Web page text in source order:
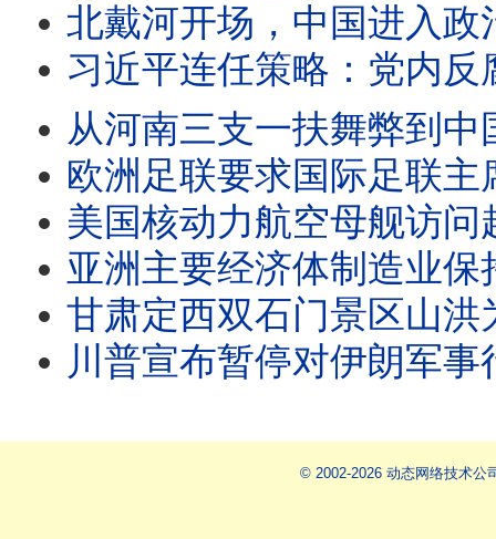
北戴河开场，中国进入
习近平连任策略：党内反
从河南三支一扶舞弊到中国转型悖论/日本大幅提
欧洲足联要求国际足联主席因凡蒂诺辞
美国核动力航空母舰访问越南/王剑
亚洲主要经济体制造业保持扩张/王
甘肃定西双石门景区山洪为什么造成伤亡
川普宣布暂停对伊朗军事行动/王剑
© 2002-2026 动态网络技术公